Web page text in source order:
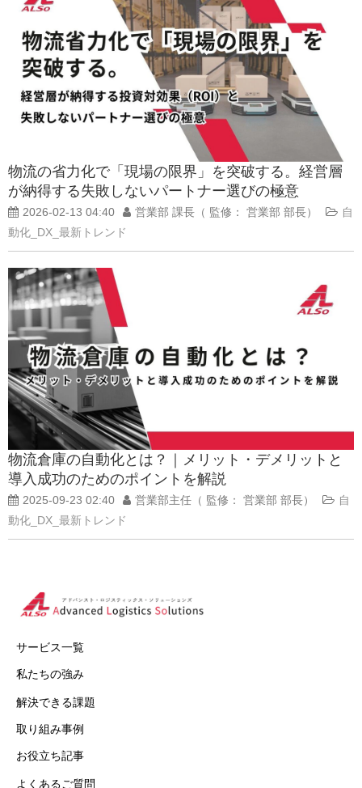
物流の省力化で「現場の限界」を突破する。経営層
が納得する失敗しないパートナー選びの極意
2026-02-13 04:40 営業部 課長（ 監修： 営業部 部長）
自
動化_DX_最新トレンド
物流倉庫の自動化とは？｜メリット・デメリットと
導入成功のためのポイントを解説
2025-09-23 02:40 営業部主任（ 監修： 営業部 部長）
自
動化_DX_最新トレンド
サービス一覧
私たちの強み
解決できる課題
取り組み事例
お役立ち記事
よくあるご質問